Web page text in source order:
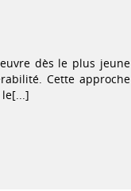
dès le plus jeune
Cette approche